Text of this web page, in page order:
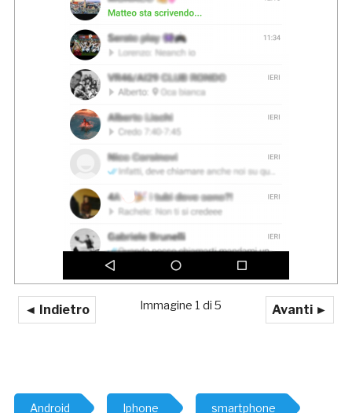
◄ Indietro Avanti ►
Immagine 1 di 5
Android Iphone smartphone